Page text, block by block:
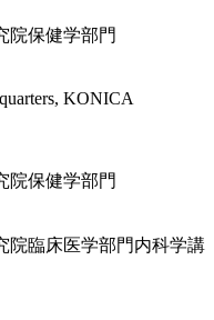
院保健学部門
KONICA
院保健学部門
院臨床医学部門内科学講